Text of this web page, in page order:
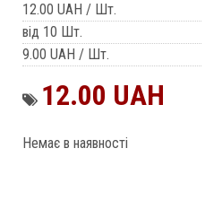
12.00 UAH / Шт.
від 10 Шт.
9.00 UAH / Шт.
12.00 UAH
Немає в наявності